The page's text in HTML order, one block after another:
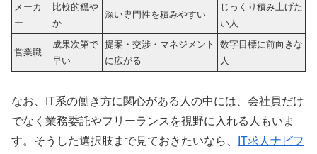
メーカ
ー
比較的穏や
か
深い専門性を積みやすい
じっくり積み上げた
い人
営業職
成果次第で
早い
提案・交渉・マネジメント
に広がる
数字目標に前向きな
人
なお、IT系の働き方に関心がある人の中には、会社員だけ
でなく業務委託やフリーランスを視野に入れる人もいま
す。そうした選択肢まで見ておきたいなら、
IT求人ナビフ